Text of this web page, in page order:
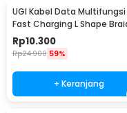
UGI Kabel Data Multifungsi
Fast Charging L Shape
5V 2A 1M USB Type C - UGI02
Rp10.300
Rp24.900 59%
+ Keranjang